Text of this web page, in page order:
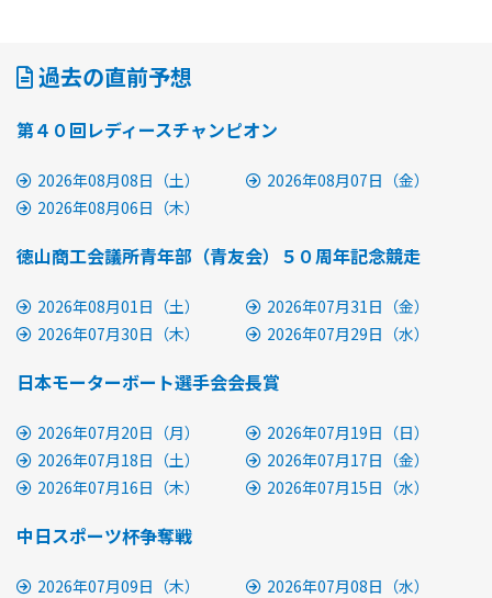
過去の直前予想
第４０回レディースチャンピオン
2026年08月08日（土）
2026年08月07日（金）
2026年08月06日（木）
徳山商工会議所青年部（青友会）５０周年記念競走
2026年08月01日（土）
2026年07月31日（金）
2026年07月30日（木）
2026年07月29日（水）
日本モーターボート選手会会長賞
2026年07月20日（月）
2026年07月19日（日）
2026年07月18日（土）
2026年07月17日（金）
2026年07月16日（木）
2026年07月15日（水）
中日スポーツ杯争奪戦
2026年07月09日（木）
2026年07月08日（水）